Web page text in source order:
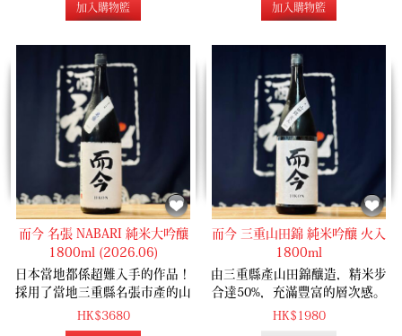
瓜的味道，尾韻乾淨利落。
加入購物籃 加入購物籃
而今 名張 NABARI 純米大吟釀
1800ml (2026.06)
日本當地都係超難入手的作品！
採用了當地三重縣名張市產的山
田錦米釀造，華麗豐富的花果香
氣，細緻平衡的口感！
HK$3680
而今 三重山田錦 純米吟釀 火入
1800ml
由三重縣產山田錦釀造，精米步
合達50%，充滿豐富的層次感。
香氣温潤帶有香淡淡的哈密瓜和
HK$1980